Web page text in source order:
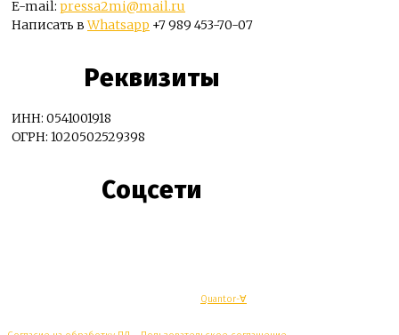
E-mail: pressa2mi@mail.ru
Написать вWhatsapp +7 989 453-70-07
Реквизиты
ИНН: 0541001918
ОГРН: 1020502529398
Соцсети
Quantor-∀